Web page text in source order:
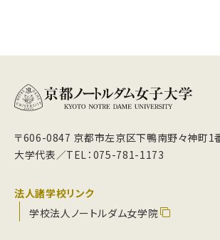
〒606-0847 京都市左京区下鴨南野々神町1
大学代表／TEL：075-781-1173
法人諸学校リンク
学校法人ノートルダム女学院